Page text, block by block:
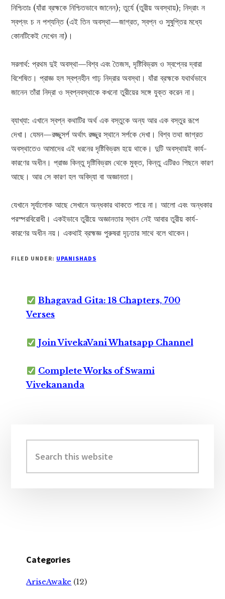
নিশ্চিতাঃ (যাঁরা ব্রহ্মকে নিশ্চিতভাবে জানেন); তুর্যে (তুরীয় অবস্থায়); নিদ্রাং ন
স্বপ্নং চ ন পশ্যন্তি (এই তিন অবস্থা—জাগ্রত, স্বপ্ন ও সুষুপ্তির মধ্যে
কোনটিকেই দেখেন না)।
সরলার্থ: প্রথম দুই অবস্থা—বিশ্ব এবং তৈজস, দৃষ্টিবিভ্রম ও স্বপ্নের দ্বারা
বিশেষিত। প্রাজ্ঞ হল স্বপ্নহীন গাঢ় নিদ্রার অবস্থা। যাঁরা ব্রহ্মকে যথার্থভাবে
জানেন তাঁরা নিদ্রা ও স্বপ্নবস্থাকে কখনো তুরীয়ের সঙ্গে যুক্ত করেন না।
ব্যাখ্যা: এখানে স্বপ্ন কথাটির অর্থ এক বস্তুকে অন্য আর এক বস্তুর রূপে
দেখা। যেমন—রজ্জুসৰ্প অর্থাৎ রজ্জুর স্থানে সর্পকে দেখা। বিশ্ব তথা জাগ্রত
অবস্থাতেও আমাদের এই ধরনের দৃষ্টিবিভ্রম হয়ে থাকে। দুটি অবস্থায়ই কার্য-
কারণের অধীন। প্রাজ্ঞ কিন্তু দৃষ্টিবিভ্রম থেকে মুক্ত, কিন্তু এটিরও পিছনে কারণ
আছে। আর সে কারণ হল অবিদ্যা বা অজ্ঞানতা।
যেখানে সূর্যালোক আছে সেখানে অন্ধকার থাকতে পারে না। আলো এবং অন্ধকার
পরস্পরবিরোধী। একইভাবে তুরীয়ে অজ্ঞানতার স্থান নেই আবার তুরীয় কার্য-
কারণের অধীন নয়। একথাই ব্রহ্মজ্ঞ পুরুষরা দৃঢ়তার সাথে বলে থাকেন।
FILED UNDER: UPANISHADS
Bhagavad Gita: 18 Chapters, 700
Verses
Join VivekaVani Whatsapp Channel
Complete Works of Swami
Vivekananda
Sidebar
this
website
Categories
AriseAwake (12)